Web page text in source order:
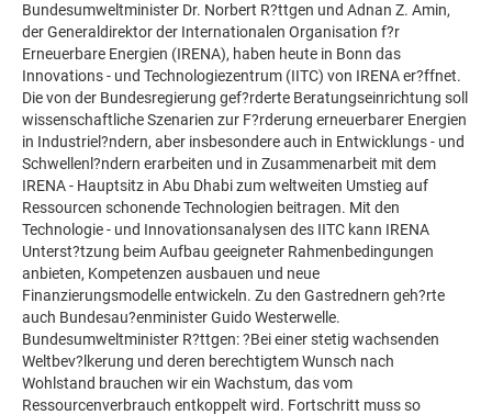
Bundesumweltminister Dr. Norbert R?ttgen und Adnan Z. Amin,
der Generaldirektor der Internationalen Organisation f?r
Erneuerbare Energien (IRENA), haben heute in Bonn das
Innovations - und Technologiezentrum (IITC) von IRENA er?ffnet.
Die von der Bundesregierung gef?rderte Beratungseinrichtung soll
wissenschaftliche Szenarien zur F?rderung erneuerbarer Energien
in Industriel?ndern, aber insbesondere auch in Entwicklungs - und
Schwellenl?ndern erarbeiten und in Zusammenarbeit mit dem
IRENA - Hauptsitz in Abu Dhabi zum weltweiten Umstieg auf
Ressourcen schonende Technologien beitragen. Mit den
Technologie - und Innovationsanalysen des IITC kann IRENA
Unterst?tzung beim Aufbau geeigneter Rahmenbedingungen
anbieten, Kompetenzen ausbauen und neue
Finanzierungsmodelle entwickeln. Zu den Gastrednern geh?rte
auch Bundesau?enminister Guido Westerwelle.
Bundesumweltminister R?ttgen: ?Bei einer stetig wachsenden
Weltbev?lkerung und deren berechtigtem Wunsch nach
Wohlstand brauchen wir ein Wachstum, das vom
Ressourcenverbrauch entkoppelt wird. Fortschritt muss so